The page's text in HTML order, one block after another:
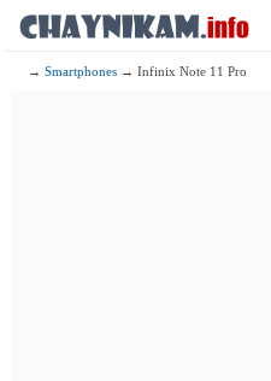
→Smartphones → Infinix Note 11 Pro